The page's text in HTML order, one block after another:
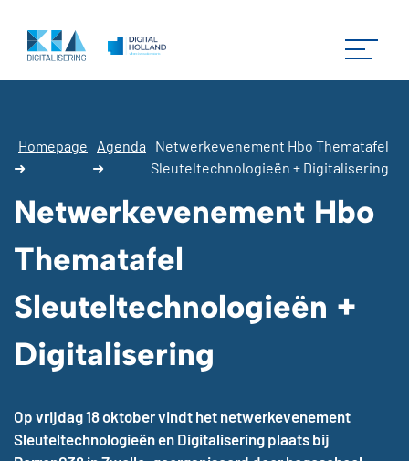
Homepage
➜
Agenda
➜
Netwerkevenement Hbo Thematafel
Sleuteltechnologieën + Digitalisering
Netwerkevenement Hbo
Thematafel
Sleuteltechnologieën +
Digitalisering
Op vrijdag 18 oktober vindt het netwerkevenement
Sleuteltechnologieën en Digitalisering plaats bij